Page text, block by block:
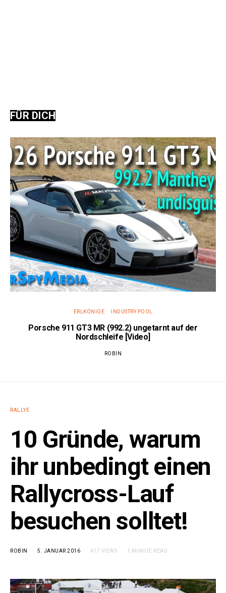
FÜR DICH
ERLKÖNIGE INDUSTRY POOL
Porsche 911 GT3 MR (992.2) ungetarnt auf der
Nordschleife [Video]
ROBIN
RALLYE
10 Gründe, warum
ihr unbedingt einen
Rallycross-Lauf
besuchen solltet!
ROBIN 5. JANUAR 2016 417 VIEWS 1 MINUTE READ